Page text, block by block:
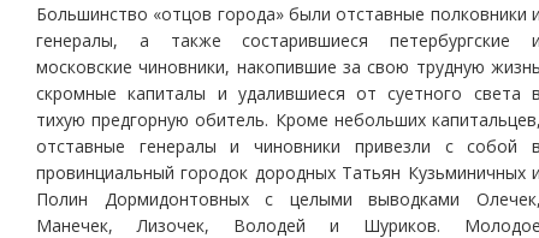
Большинство «отцов города» были отставные полковники
генералы, а также состарившиеся петербургские
московские чиновники, накопившие за свою трудную
скромные капиталы и удалившиеся от суетного света
тихую предгорную обитель. Кроме небольших
отставные генералы и чиновники привезли с собой
провинциальный городок дородных Татьян Кузьминичных
Полин Дормидонтовных с целыми выводками
Манечек, Лизочек, Володей и Шуриков.